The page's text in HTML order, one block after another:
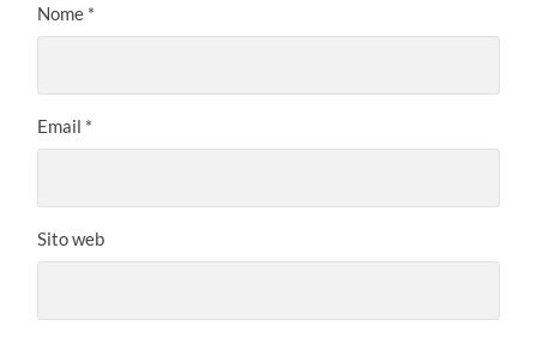
Nome *
Email *
Sito web